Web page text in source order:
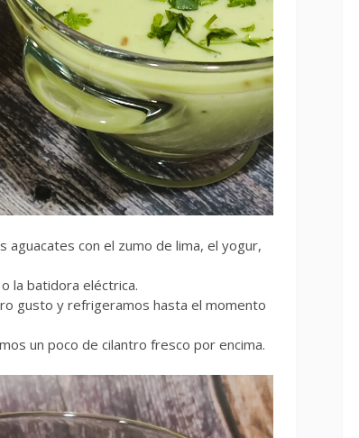
aguacates con el zumo de lima, el yogur,
la batidora eléctrica.
gusto y refrigeramos hasta el momento
un poco de cilantro fresco por encima.